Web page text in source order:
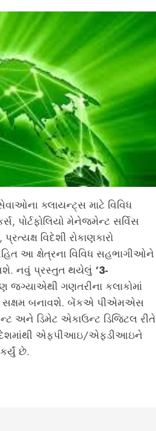
ક્લાયન્ટ્સ માટે વિવિધ
પોર્ટફોલિયો મેનેજમેન્ટ સર્વિસ
વિદેશી રોકાણકારો
આ ક્ષેત્રના વિવિધ સહભાગીઓને
નવું પ્રસ્તુત થયેલું ‘3-
જગ્યાએથી ગણતરીના કલાકોમાં
સક્ષમ બનાવશે. બેંકએ પીએમએસ
અને ડિમેટ એકાઉન્ટ ડિજિટલ રીતે
દેશમાંથી એફપીઆઇ/એફડીઆઇને
છે.